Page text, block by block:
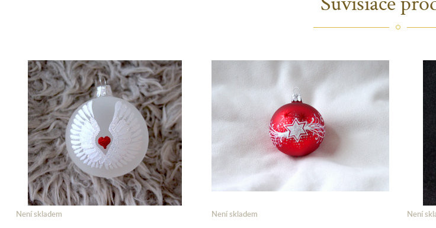
Není skladem Není skladem Není